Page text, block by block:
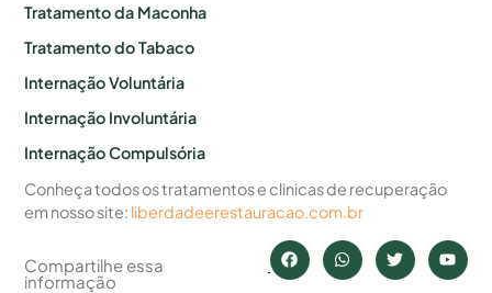
Tratamento da Maconha
Tratamento do Tabaco
Internação Voluntária
Internação Involuntária
Internação Compulsória
Conheça todos os tratamentos e clinicas de recuperação
em nosso site: liberdadeerestauracao.com.br
Compartilhe essa
informação